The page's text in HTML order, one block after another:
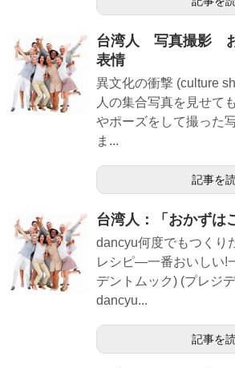
台湾人 写真撮影
表情
異文化の衝撃 (culture
人の集合写真を見せて
やポーズをして撮った
ま...
記事を
台湾人：「おかずは
dancyu何度でもつくり
レシピ―一番おいしい!
デントムック) (プレジ
dancyu...
記事を